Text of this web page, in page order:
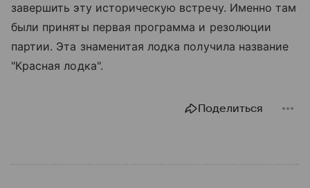
завершить эту историческую встречу. Именно там
были приняты первая программа и резолюции
партии. Эта знаменитая лодка получила название
"Красная лодка".
Поделиться